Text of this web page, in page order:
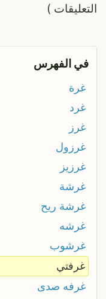
التعليقات )
في الفهرس
غرة
غرد
غرز
غرزول
غرزيز
غرشة
غرشة ريح
غرشه
غرشوب
غرفتي
غرفه صدى